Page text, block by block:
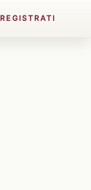
REGISTRATI